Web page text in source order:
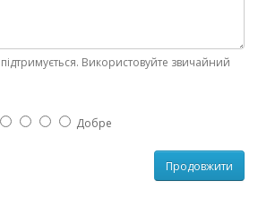
Використовуйте звичайний
Добре
Продовжити